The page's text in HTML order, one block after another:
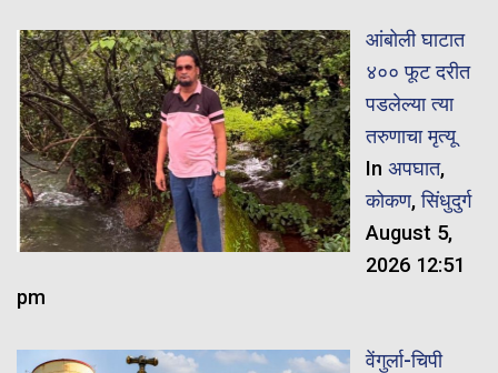
आंबोली घाटात
४०० फूट दरीत
पडलेल्या त्या
तरुणाचा मृत्यू
In अपघात,
कोकण,सिंधुदुर्ग
August 5,
2026 12:51
pm
वेंगुर्ला-चिपी